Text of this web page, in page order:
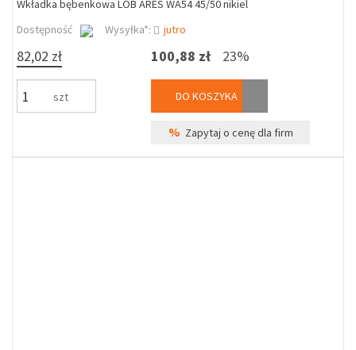
Wkładka bębenkowa LOB ARES WA54 45/50 nikiel
Dostępność
Wysyłka*: jutro
82,02 zł
szt
100,88 zł 23%
DO KOSZYKA
% Zapytaj o cenę dla firm